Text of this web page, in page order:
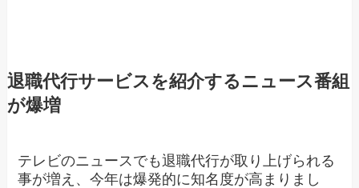
退職代行サービスを紹介するニュース番組
が爆増
テレビのニュースでも退職代行が取り上げられる
事が増え、今年は爆発的に知名度が高まりまし